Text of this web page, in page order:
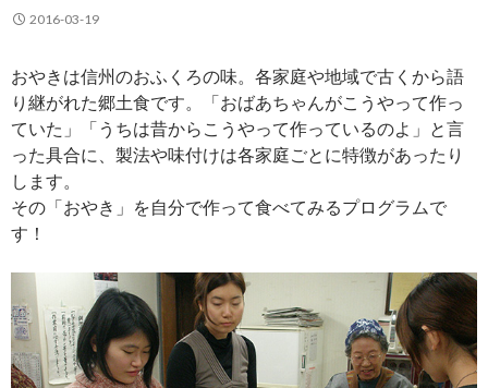
2016-03-19
おやきは信州のおふくろの味。各家庭や地域で古くから語
り継がれた郷土食です。「おばあちゃんがこうやって作っ
ていた」「うちは昔からこうやって作っているのよ」と言
った具合に、製法や味付けは各家庭ごとに特徴があったり
します。
その「おやき」を自分で作って食べてみるプログラムで
す！